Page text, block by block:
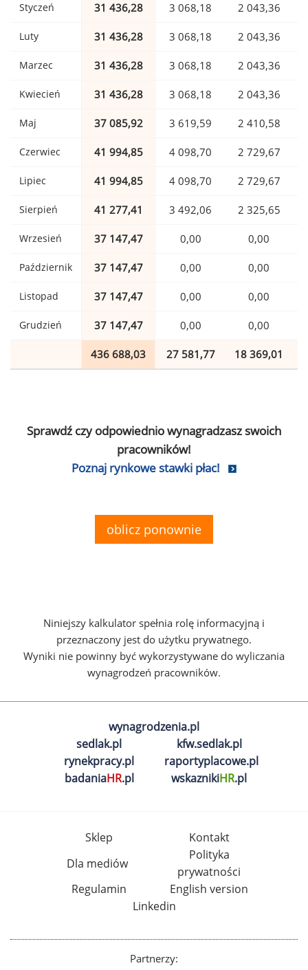
Styczeń 31 436,28 3 068,18 2 043,36
Luty 31 436,28 3 068,18 2 043,36
Marzec 31 436,28 3 068,18 2 043,36
Kwiecień 31 436,28 3 068,18 2 043,36
Maj 37 085,92 3 619,59 2 410,58
Czerwiec 41 994,85 4 098,70 2 729,67
Lipiec 41 994,85 4 098,70 2 729,67
Sierpień 41 277,41 3 492,06 2 325,65
Wrzesień 37 147,47 0,00 0,00
Październik 37 147,47 0,00 0,00
Listopad 37 147,47 0,00 0,00
Grudzień 37 147,47 0,00 0,00
436 688,03 27 581,77 18 369,01
Sprawdź czy odpowiednio wynagradzasz swoich
pracowników!
Poznaj rynkowe stawki płac!
oblicz ponownie
Niniejszy kalkulator spełnia rolę informacyjną i
przeznaczony jest do użytku prywatnego.
Wyniki nie powinny być wykorzystywane do wyliczania
wynagrodzeń pracowników.
wynagrodzenia.pl
sedlak.pl
kfw.sedlak.pl
rynekpracy.pl
raportyplacowe.pl
badaniaHR.pl wskaznikiHR.pl
Sklep
Kontakt
Dla mediów
Polityka
prywatności
Regulamin
English version
Linkedin
Partnerzy: